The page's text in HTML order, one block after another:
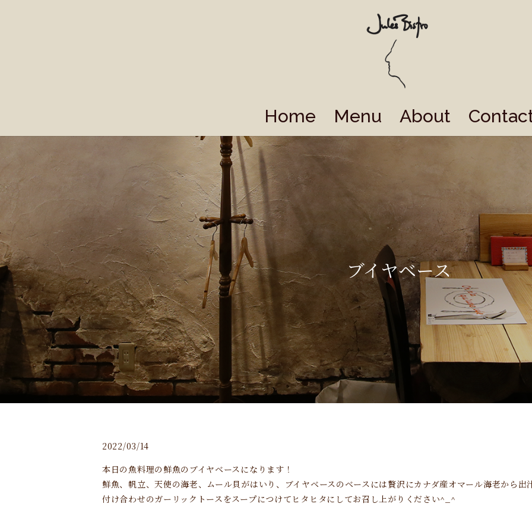
Home Menu About
ブイヤベース
2022/03/14
本日の魚料理の鮮魚のブイヤベースになります！
鮮魚、帆立、天使の海老、ムール貝がはいり、ブイヤベースのベースには贅沢にカナダ産オマール海老から出
付け合わせのガーリックトースをスープにつけてヒタヒタにしてお召し上がりください^_^